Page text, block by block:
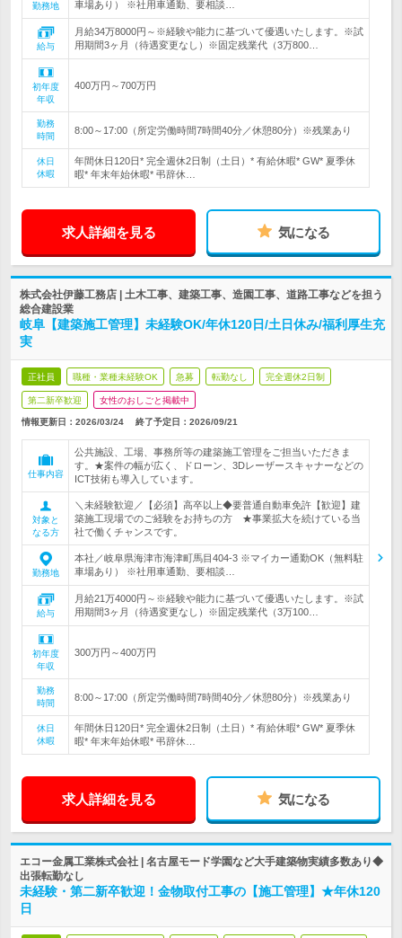
勤務地
車場あり） ※社用車通勤、要相談…
給与
月給34万8000円～※経験や能力に基づいて優遇いたします。※試
用期間3ヶ月（待遇変更なし）※固定残業代（3万800…
初年度
年収
400万円～700万円
勤務
時間
8:00～17:00（所定労働時間7時間40分／休憩80分）※残業あり
休日
休暇
年間休日120日* 完全週休2日制（土日）* 有給休暇* GW* 夏季休
暇* 年末年始休暇* 弔辞休…
求人詳細を見る 気になる
株式会社伊藤工務店 | 土木工事、建築工事、造園工事、道路工事などを担う
総合建設業
岐阜【建築施工管理】未経験OK/年休120日/土日休み/福利厚生充
実
正社員 職種・業種未経験OK 急募 転勤なし 完全週休2日制
第二新卒歓迎 女性のおしごと掲載中
情報更新日：2026/03/24 終了予定日： 2026/09/21
仕事内容
公共施設、工場、事務所等の建築施工管理をご担当いただきま
す。★案件の幅が広く、ドローン、3Dレーザースキャナーなどの
ICT技術も導入しています。
対象と
なる方
＼未経験歓迎／【必須】高卒以上◆要普通自動車免許【歓迎】建
築施工現場でのご経験をお持ちの方 ★事業拡大を続けている当
社で働くチャンスです。
勤務地
本社／岐阜県海津市海津町馬目404-3 ※マイカー通勤OK（無料駐
車場あり） ※社用車通勤、要相談…
給与
月給21万4000円～※経験や能力に基づいて優遇いたします。※試
用期間3ヶ月（待遇変更なし）※固定残業代（3万100…
初年度
年収
300万円～400万円
勤務
時間
8:00～17:00（所定労働時間7時間40分／休憩80分）※残業あり
休日
休暇
年間休日120日* 完全週休2日制（土日）* 有給休暇* GW* 夏季休
暇* 年末年始休暇* 弔辞休…
求人詳細を見る 気になる
エコー金属工業株式会社 | 名古屋モード学園など大手建築物実績多数あり◆
出張転勤なし
未経験・第二新卒歓迎！金物取付工事の【施工管理】★年休120
日